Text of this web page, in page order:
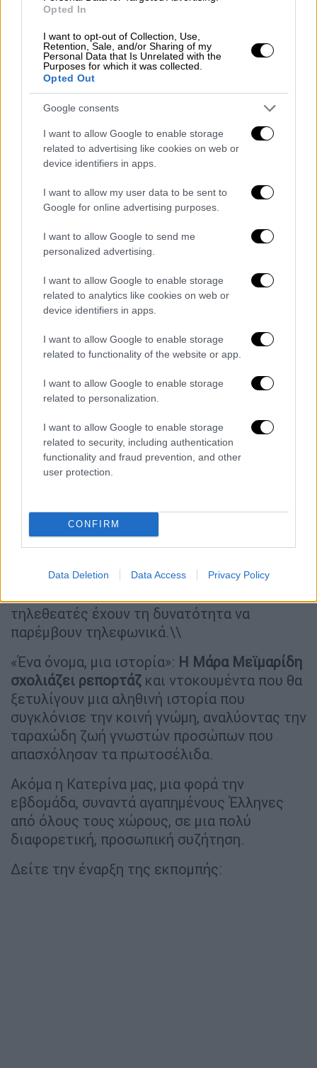
Opted In
I want to opt-out of Collection, Use,
Retention, Sale, and/or Sharing of my
Personal Data that Is Unrelated with the
Purposes for which it was collected.
Opted Out
Google consents
I want to allow Google to enable storage
related to advertising like cookies on web or
device identifiers in apps.
I want to allow my user data to be sent to
Google for online advertising purposes.
I want to allow Google to send me
personalized advertising.
I want to allow Google to enable storage
related to analytics like cookies on web or
device identifiers in apps.
I want to allow Google to enable storage
related to functionality of the website or app.
I want to allow Google to enable storage
related to personalization.
I want to allow Google to enable storage
related to security, including authentication
functionality and fraud prevention, and other
user protection.
CONFIRM
Data Deletion Data Access Privacy Policy
View this post on Instagram
A post shared by OPENtv (@opentvgr)
Πως είναι κάποιος να γνωρίζει πως ήταν
Ζωή σου»;Η Μαρία Ζώη, ψυχολόγος,
στο σπίτι ενός γνωστού Έλληνα και, on
camera, του διηγείται… στιγμές από το
παρελθόν του, προβλέποντας μελλοντικές
εξελίξεις.
Στη νέα ενότητα«Διαζύγια»,βλέπουμε
οπτικοποιημένες ιστορίες από πρώην
ζευγάρια, στις οποίες περιγράφονται όσα
άλλο. Ο συνεργάτης δικηγόρος της
εκπομπής Λευτέρης Αθανασίου μαζί με τη
διεκδικήσεις τους και την ψυχολογική
τηλεθεατές έχουν τη δυνατότητα να
παρέμβουν τηλεφωνικά.\\
«Ένα όνομα, μια ιστορία»: Η Μάρα Μεϊμαρίδη
σχολιάζει ρεπορτάζ και ντοκουμέντα που θα
ξετυλίγουν μια αληθινή ιστορία που
συγκλόνισε την κοινή γνώμη, αναλύοντας την
ταραχώδη ζωή γνωστών προσώπων που
απασχόλησαν τα πρωτοσέλιδα.
Ακόμα η Κατερίνα μας, μια φορά την
εβδομάδα, συναντά αγαπημένους Έλληνες
από όλους τους χώρους, σε μια πολύ
διαφορετική, προσωπική συζήτηση.
Δείτε την έναρξη της εκπομπής: